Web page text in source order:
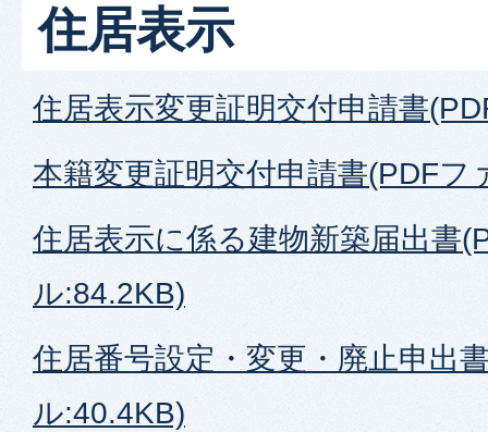
住居表示
住居表示変更証明交付申請書
本籍変更証明交付申請書(PDFフ
住居表示に係る建物新築届出書
ル:84.2KB)
住居番号設定・変更・廃止申出
ル:40.4KB)